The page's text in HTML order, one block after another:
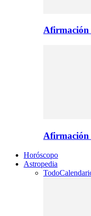
Afirmación
Afirmación
Horóscopo
Astropedia
Todo